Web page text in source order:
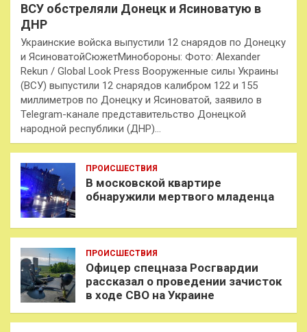
ВСУ обстреляли Донецк и Ясиноватую в
ДНР
Украинские войска выпустили 12 снарядов по Донецку
и ЯсиноватойСюжетМинобороны: Фото: Alexander
Rekun / Global Look Press Вооруженные силы Украины
(ВСУ) выпустили 12 снарядов калибром 122 и 155
миллиметров по Донецку и Ясиноватой, заявило в
Telegram-канале представительство Донецкой
народной республики (ДНР)…
ПРОИСШЕСТВИЯ
В московской квартире
обнаружили мертвого младенца
ПРОИСШЕСТВИЯ
Офицер спецназа Росгвардии
рассказал о проведении зачисток
в ходе СВО на Украине